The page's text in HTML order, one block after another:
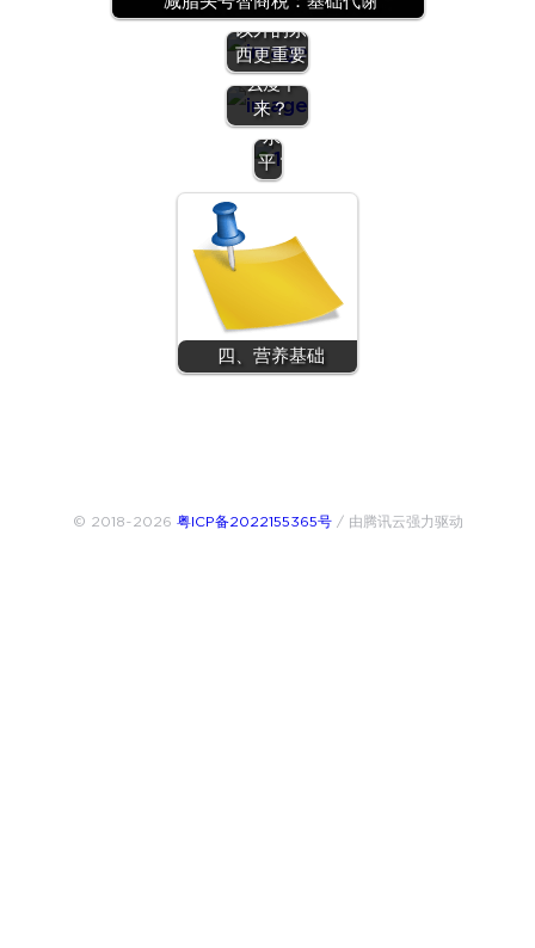
那些数字
以外的东
西更重要
久坐引起
的肥胖怎
么瘦下
来？
速
提
升
代
谢
水
平？
四、营养基础
© 2018~2026 粤ICP备2022155365号/ 由腾讯云强力驱动